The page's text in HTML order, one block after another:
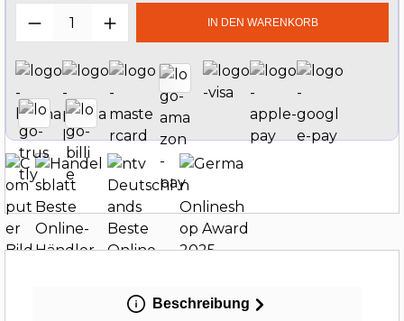
Produkt Anzahl: Gib denIN DEN WARENKORB
Beschreibung